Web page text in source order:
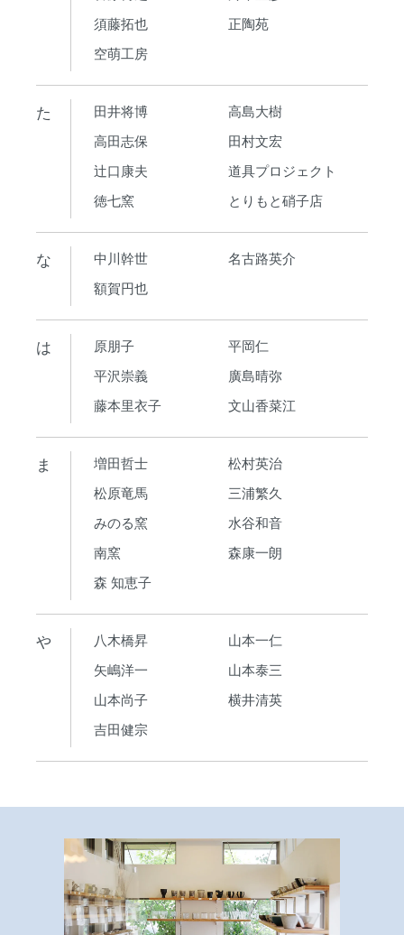
須藤拓也
正陶苑
空萌工房
た 田井将博
高島大樹
高田志保
田村文宏
辻口康夫
道具プロジェクト
徳七窯
とりもと硝子店
な 中川幹世
名古路英介
額賀円也
は 原朋子
平岡仁
平沢崇義
廣島晴弥
藤本里衣子
文山香菜江
ま 増田哲士
松村英治
松原竜馬
三浦繁久
みのる窯
水谷和音
南窯
森康一朗
森 知恵子
や 八木橋昇
山本一仁
矢嶋洋一
山本泰三
山本尚子
横井清英
吉田健宗